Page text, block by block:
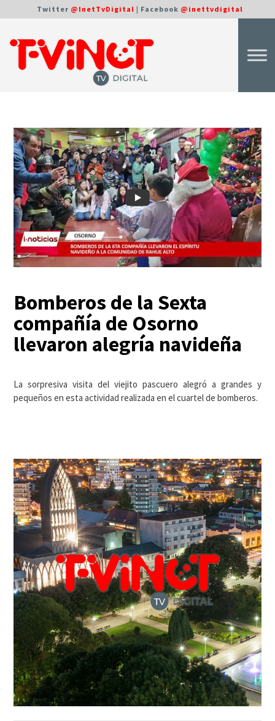
Twitter @InetTvDigital | Facebook @inettvdigital
Bomberos de la Sexta
compañía de Osorno
llevaron alegría navideña
La sorpresiva visita del viejito pascuero alegró a grandes y
pequeños en esta actividad realizada en el cuartel de bomberos.